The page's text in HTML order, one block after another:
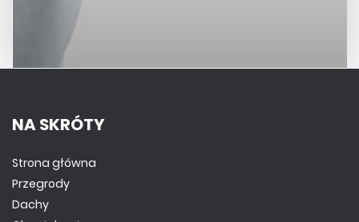
NA SKRÓTY
Strona główna
Przegrody
Dachy